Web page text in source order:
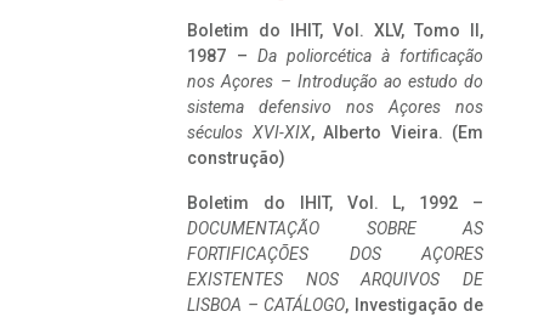
Boletim do IHIT, Vol. XLV, Tomo II,
1987 – Da poliorcética à fortificação
nos Açores – Introdução ao estudo do
sistema defensivo nos Açores nos
séculos XVI-XIX, Alberto Vieira. (Em
construção)
Boletim do IHIT, Vol. L, 1992 –
DOCUMENTAÇÃO SOBRE AS
FORTIFICAÇÕES DOS AÇORES
EXISTENTES NOS ARQUIVOS DE
LISBOA – CATÁLOGO, Investigação de